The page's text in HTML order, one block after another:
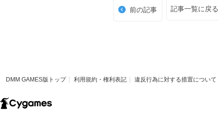
前の記事 記事一覧に戻る
DMM GAMES版トップ 利用規約・権利表記 違反行為に対する措置について